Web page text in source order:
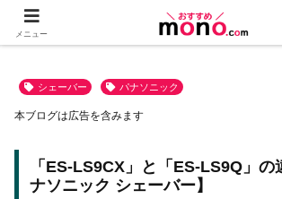
シェーバー パナソニック
「ES-LS9CX」と「ES-LS9Q」
ナソニック シェーバー】
本ブログは広告を含みます
メニュー